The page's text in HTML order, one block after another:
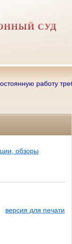
СУД
работу
обзоры
версия для печати